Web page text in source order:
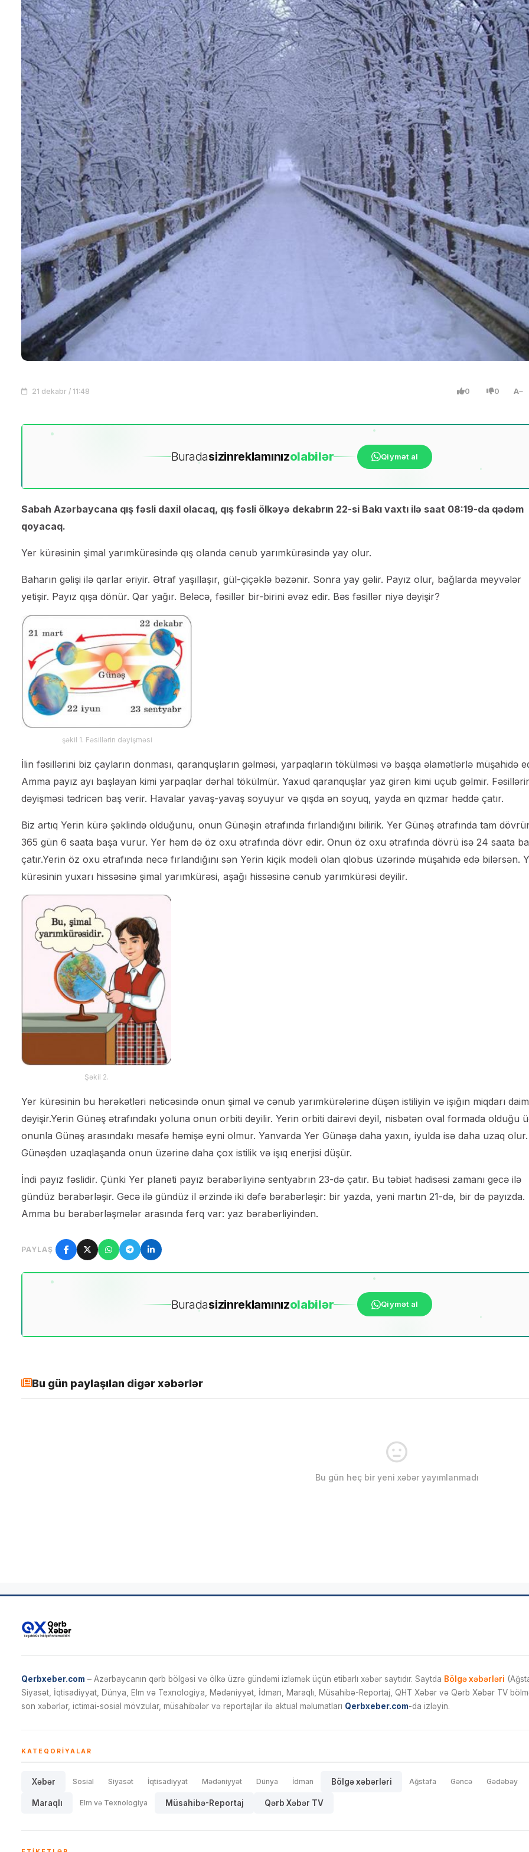
21 dekabr / 11:48 0 0 A
Buradasizinreklamınızolabilər Qiymət al
Sabah Azərbaycana qış fəsli daxil olacaq, qış fəsli ölkəyə dekabrın 22-si Bakı vaxtı ilə saat 08:19-da qədəm
qoyacaq.
Yer kürəsinin şimal yarımkürəsində qış olanda cənub yarımkürəsində yay olur.
Baharın gəlişi ilə qarlar əriyir. Ətraf yaşıllaşır, gül-çiçəklə bəzənir. Sonra yay gəlir. Payız olur, bağlarda meyvələr
yetişir. Payız qışa dönür. Qar yağır. Beləcə, fəsillər bir-birini əvəz edir. Bəs fəsillər niyə dəyişir?
şəkil 1. Fəsillərin dəyişməsi
İlin fəsillərini biz çayların donması, qaranquşların gəlməsi, yarpaqların tökülməsi və başqa əlamətlərlə müşahidə
Amma payız ayı başlayan kimi yarpaqlar dərhal tökülmür. Yaxud qaranquşlar yaz girən kimi uçub gəlmir.
dəyişməsi tədricən baş verir. Havalar yavaş-yavaş soyuyur və qışda ən soyuq, yayda ən qızmar həddə çatır.
Biz artıq Yerin kürə şəklində olduğunu, onun Günəşin ətrafında fırlandığını bilirik. Yer Günəş ətrafında tam
365 gün 6 saata başa vurur. Yer həm də öz oxu ətrafında dövr edir. Onun öz oxu ətrafında dövrü isə 24 saata
çatır.Yerin öz oxu ətrafında necə fırlandığını sən Yerin kiçik modeli olan qlobus üzərində müşahidə edə bilərsən.
kürəsinin yuxarı hissəsinə şimal yarımkürəsi, aşağı hissəsinə cənub yarımkürəsi deyilir.
Şəkil 2.
Yer kürəsinin bu hərəkətləri nəticəsində onun şimal və cənub yarımkürələrinə düşən istiliyin və işığın miqdarı daim
dəyişir.Yerin Günəş ətrafındakı yoluna onun orbiti deyilir. Yerin orbiti dairəvi deyil, nisbətən oval formada olduğu
onunla Günəş arasındakı məsafə həmişə eyni olmur. Yanvarda Yer Günəşə daha yaxın, iyulda isə daha uzaq
Günəşdən uzaqlaşanda onun üzərinə daha çox istilik və işıq enerjisi düşür.
İndi payız fəslidir. Çünki Yer planeti payız bərabərliyinə sentyabrın 23-də çatır. Bu təbiət hadisəsi zamanı gecə ilə
gündüz bərabərləşir. Gecə ilə gündüz il ərzində iki dəfə bərabərləşir: bir yazda, yəni martın 21-də, bir də payızda.
Amma bu bərabərləşmələr arasında fərq var: yaz bərabərliyindən.
PAYLAŞ
Buradasizinreklamınızolabilər Qiymət al
Bu gün paylaşılan digər xəbərlər
Bu gün heç bir yeni xəbər yayımlanmadı
Qerbxeber.com – Azərbaycanın qərb bölgəsi və ölkə üzrə gündəmi izləmək üçün etibarlı xəbər saytıdır. Saytda Bölgə xəbərləri
Siyasət, İqtisadiyyat, Dünya, Elm və Texnologiya, Mədəniyyət, İdman, Maraqlı, Müsahibə-Reportaj, QHT Xəbər və Qərb Xəbər TV
son xəbərlər, ictimai-sosial mövzular, müsahibələr və reportajlar ilə aktual məlumatları Qerbxeber.com-da izləyin.
KATEQORIYALAR
Xəbər Sosial Siyasət İqtisadiyyat Mədəniyyət Dünya İdman Bölgə xəbərləri Ağstafa Gəncə Gədəbəy
Maraqlı Elm və Texnologiya Müsahibə-Reportaj Qərb Xəbər TV